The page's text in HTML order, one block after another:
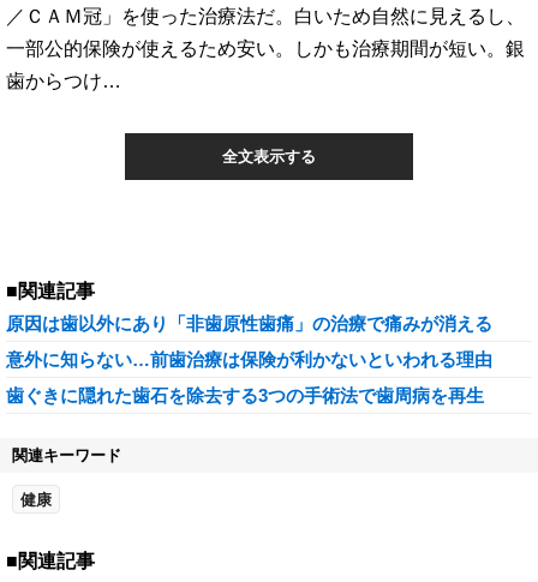
／ＣＡＭ冠」を使った治療法だ。白いため自然に見えるし、
一部公的保険が使えるため安い。しかも治療期間が短い。銀
歯からつけ…
全文表示する
■関連記事
原因は歯以外にあり「非歯原性歯痛」の治療で痛みが消える
意外に知らない…前歯治療は保険が利かないといわれる理由
歯ぐきに隠れた歯石を除去する3つの手術法で歯周病を再生
関連キーワード
健康
■関連記事